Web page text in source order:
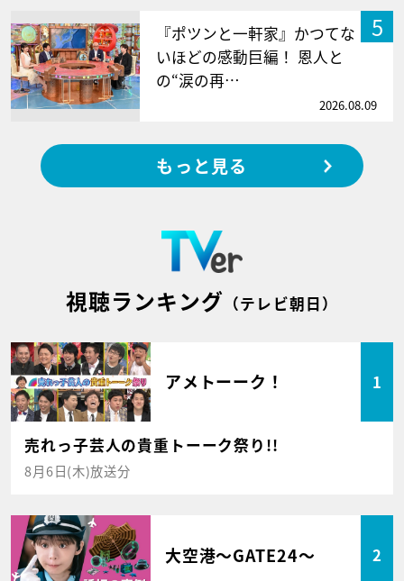
5
『ポツンと一軒家』かつてな
いほどの感動巨編！ 恩人と
の“涙の再…
2026.08.09
もっと見る
視聴ランキング （テレビ朝日）
アメトーーク！ 1
売れっ子芸人の貴重トーーク祭り!!
8月6日(木)放送分
大空港～GATE24～ 2